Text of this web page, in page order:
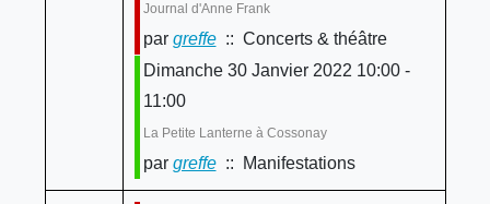
Journal d'Anne Frank
par greffe:: Concerts & théâtre
Dimanche 30 Janvier 2022 10:00 -
11:00
La Petite Lanterne à Cossonay
par greffe:: Manifestations